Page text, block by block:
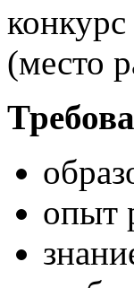
(место
опыт